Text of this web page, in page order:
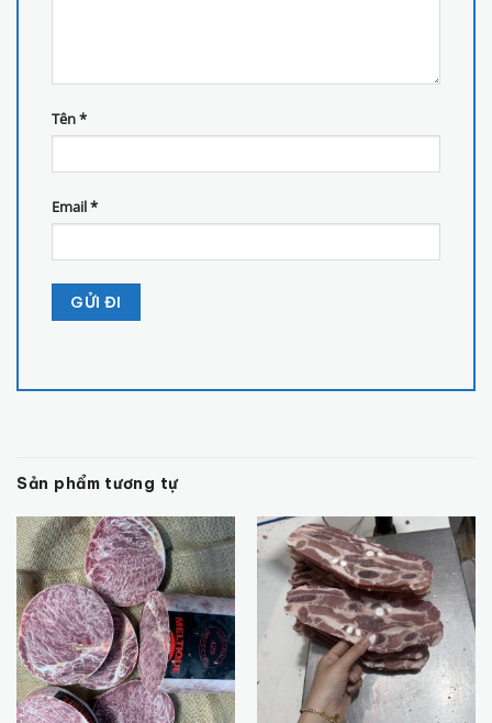
Tên*
Email*
Sản phẩm tương tự